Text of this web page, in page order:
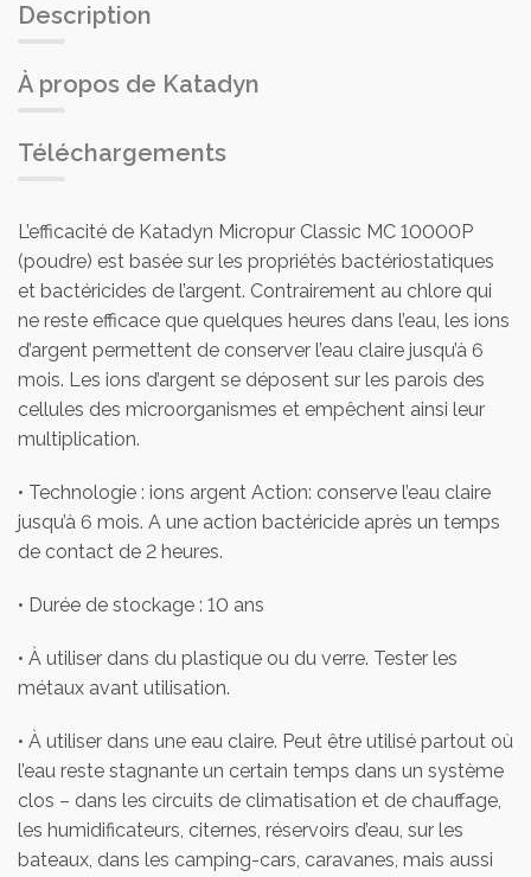
Description
À propos de Katadyn
Téléchargements
L’efficacité de Katadyn Micropur Classic MC 10000P
(poudre) est basée sur les propriétés bactériostatiques
et bactéricides de l’argent. Contrairement au chlore qui
ne reste efficace que quelques heures dans l’eau, les ions
d’argent permettent de conserver l’eau claire jusqu’à 6
mois. Les ions d’argent se déposent sur les parois des
cellules des microorganismes et empêchent ainsi leur
multiplication.
• Technologie : ions argent Action: conserve l’eau claire
jusqu’à 6 mois. A une action bactéricide après un temps
de contact de 2 heures.
• Durée de stockage : 10 ans
• À utiliser dans du plastique ou du verre. Tester les
métaux avant utilisation.
• À utiliser dans une eau claire. Peut être utilisé partout où
l’eau reste stagnante un certain temps dans un système
clos – dans les circuits de climatisation et de chauffage,
les humidificateurs, citernes, réservoirs d’eau, sur les
bateaux, dans les camping-cars, caravanes, mais aussi